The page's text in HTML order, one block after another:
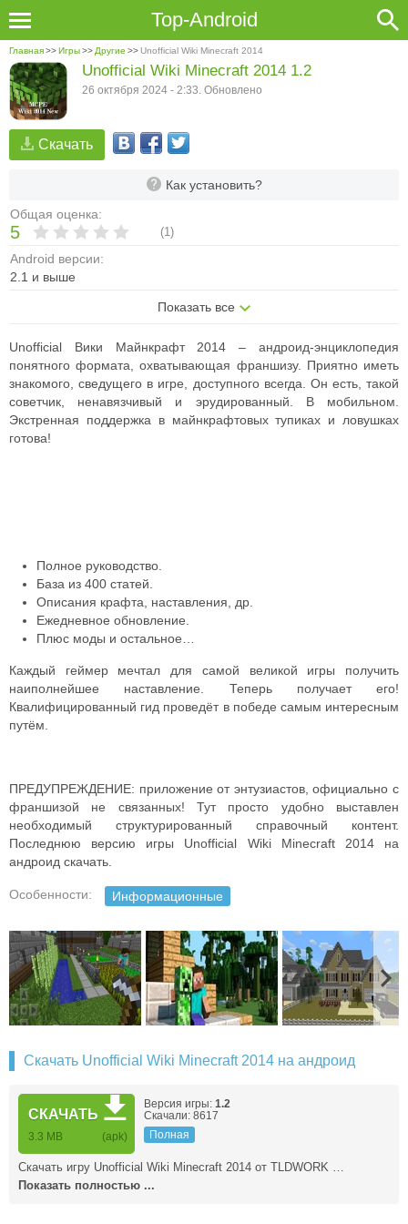
Top-Android
Главная>>Игры>> Другие >>Unofficial Wiki Minecraft 2014
Скачать
Как установить?
Общая оценка:
5 (1)
Android версии:
2.1 и выше
Показать все
Unofficial Wiki Minecraft 2014 1.2
26 октября 2024 - 2:33. Обновлено
Unofficial Вики Майнкрафт 2014 – андроид-энциклопедия
понятного формата, охватывающая франшизу. Приятно иметь
знакомого, сведущего в игре, доступного всегда. Он есть, такой
советчик, ненавязчивый и эрудированный. В мобильном.
Экстренная поддержка в майнкрафтовых тупиках и ловушках
готова!
Полное руководство.
База из 400 статей.
Описания крафта, наставления, др.
Ежедневное обновление.
Плюс моды и остальное…
Каждый геймер мечтал для самой великой игры получить
наиполнейшее наставление. Теперь получает его!
Квалифицированный гид проведёт в победе самым интересным
путём.
ПРЕДУПРЕЖДЕНИЕ: приложение от энтузиастов, официально с
франшизой не связанных! Тут просто удобно выставлен
необходимый структурированный справочный контент.
Последнюю версию игры Unofficial Wiki Minecraft 2014 на
андроид скачать.
Особенности: Информационные
Скачать Unofficial Wiki Minecraft 2014 на андроид
СКАЧАТЬ
3.3 MB (apk)
Версия игры: 1.2
Скачали: 8617
Полная
Скачать игру Unofficial Wiki Minecraft 2014 от TLDWORK …
Показать полностью ...